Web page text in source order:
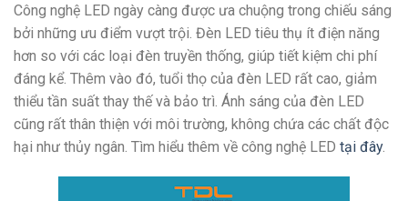
Công nghệ LED ngày càng được ưa chuộng trong chiếu sáng
bởi những ưu điểm vượt trội. Đèn LED tiêu thụ ít điện năng
hơn so với các loại đèn truyền thống, giúp tiết kiệm chi phí
đáng kể. Thêm vào đó, tuổi thọ của đèn LED rất cao, giảm
thiểu tần suất thay thế và bảo trì. Ánh sáng của đèn LED
cũng rất thân thiện với môi trường, không chứa các chất độc
hại như thủy ngân. Tìm hiểu thêm về công nghệ LED tại đây.